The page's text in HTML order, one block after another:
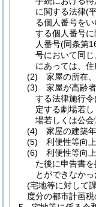
に関する法律(
る個人番号を
する個人番号
人番号(同条第
号において同じ
にあっては、
(2)
家屋の所在
(3)
家屋が高齢
する法律施行令
定する劇場若
場若しくは公
(4)
家屋の建築
(5)
利便性等向
(6)
利便性等向
た後に申告書
とができなか
(宅地等に対して
度分の都市計画